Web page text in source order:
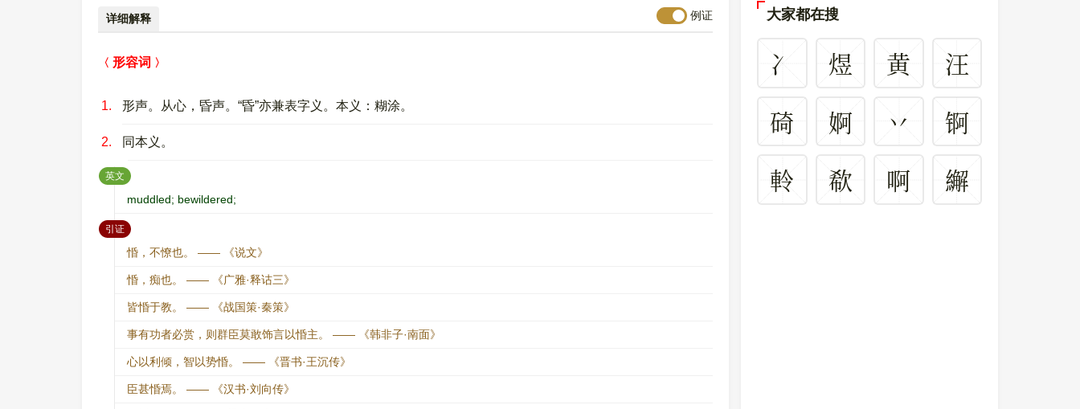
详细解释 例证
形容词
1. 形声。从心，昏声。“昏”亦兼表字义。本义：糊涂。
2. 同本义。
英文 ：
muddled; bewildered;
引证：
惛，不憭也。 —— 《说文》
惛，痴也。 —— 《广雅·释诂三》
皆惛于教。 —— 《战国策·秦策》
事有功者必赏，则群臣莫敢饰言以惛主。 —— 《韩非子·南面》
心以利倾，智以势惛。 —— 《晋书·王沉传》
臣甚惛焉。 —— 《汉书·刘向传》
大家都在搜
冫 煜 黄
汪
碕
婀 丷
锕
軨
欷 啊 繲